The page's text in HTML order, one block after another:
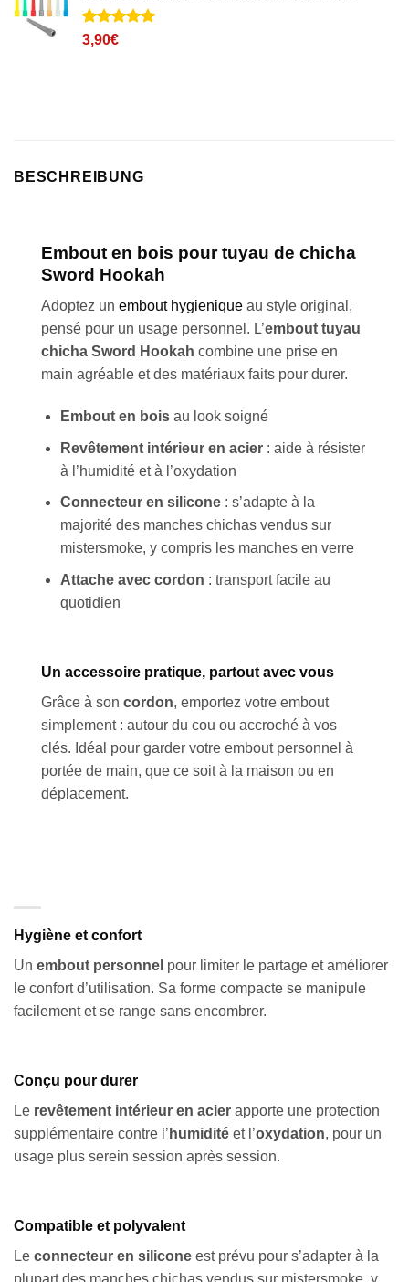
Noté5
5 basé sur
1
3,90€
BESCHREIBUNG
Embout en bois pour tuyau de chicha
Sword Hookah
Adoptez un embout hygienique au style original,
pensé pour un usage personnel. L’embout tuyau
chicha Sword Hookah combine une prise en
main agréable et des matériaux faits pour durer.
Embout en boisau look soigné
Revêtement intérieur en acier: aide à résister
à l’humidité et à l’oxydation
Connecteur en silicone: s’adapte à la
majorité des manches chichas vendus sur
mistersmoke, y compris les manches en verre
Attache avec cordon : transport facile au
quotidien
Un accessoire pratique, partout avec vous
Grâce à son cordon, emportez votre embout
simplement : autour du cou ou accroché à vos
clés. Idéal pour garder votre embout personnel à
portée de main, que ce soit à la maison ou en
déplacement.
Hygiène et confort
Un embout personnel pour limiter le partage et améliorer
le confort d’utilisation. Sa forme compacte se manipule
facilement et se range sans encombrer.
Conçu pour durer
Le revêtement intérieur en acier apporte une protection
supplémentaire contre l’ humidité et l’oxydation, pour un
usage plus serein session après session.
Compatible et polyvalent
Le connecteur en silicone est prévu pour s’adapter à la
plupart des manches chichas vendus sur mistersmoke, y